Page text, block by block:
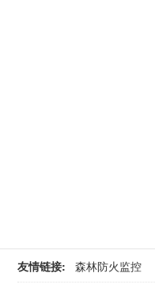
友情链接: 森林防火监控